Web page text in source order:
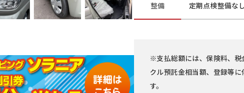
整備 定期点検整備な
※支払総額には、保険料、税
クル預託金相当額、登録等
す。